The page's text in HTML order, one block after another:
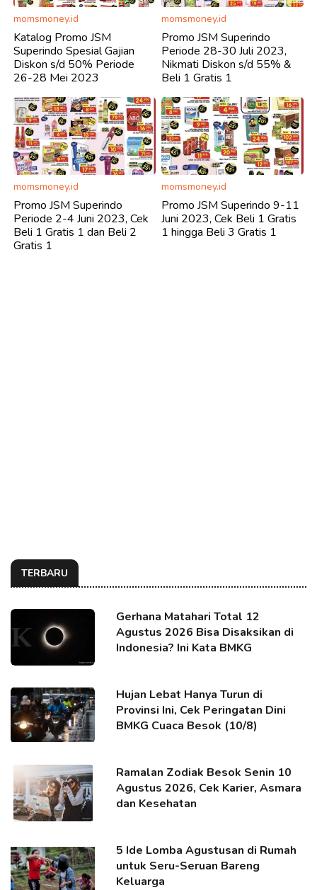
momsmoney.id
Katalog Promo JSM
Superindo Spesial Gajian
Diskon s/d 50% Periode
26-28 Mei 2023
momsmoney.id
Promo JSM Superindo
Periode 28-30 Juli 2023,
Nikmati Diskon s/d 55% &
Beli 1 Gratis 1
momsmoney.id
Promo JSM Superindo
Periode 2-4 Juni 2023, Cek
Beli 1 Gratis 1 dan Beli 2
Gratis 1
momsmoney.id
Promo JSM Superindo 9-11
Juni 2023, Cek Beli 1 Gratis
1 hingga Beli 3 Gratis 1
TERBARU
Gerhana Matahari Total 12
Agustus 2026 Bisa Disaksikan di
Indonesia? Ini Kata BMKG
Hujan Lebat Hanya Turun di
Provinsi Ini, Cek Peringatan Dini
BMKG Cuaca Besok (10/8)
Ramalan Zodiak Besok Senin 10
Agustus 2026, Cek Karier, Asmara
dan Kesehatan
5 Ide Lomba Agustusan di Rumah
untuk Seru-Seruan Bareng
Keluarga